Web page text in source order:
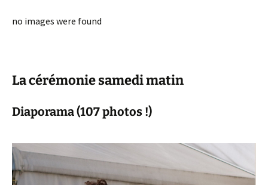
no images were found
La cérémonie samedi matin
Diaporama (107 photos !)